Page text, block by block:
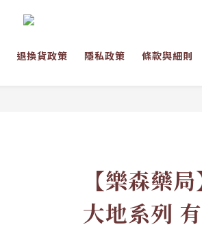
退換貨政策 隱私政策 條款與細則
【樂森藥
大地系列